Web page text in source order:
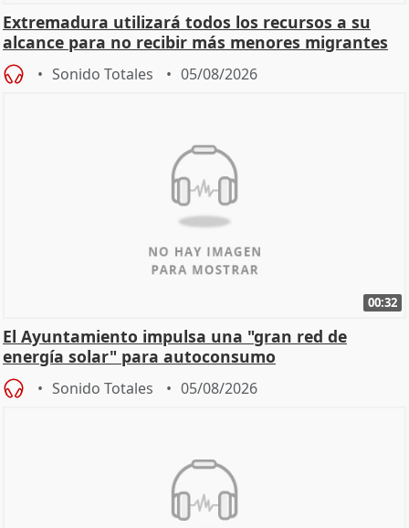
Extremadura utilizará todos los recursos a su
alcance para no recibir más menores migrantes
Sonido Totales 05/08/2026
00:32
El Ayuntamiento impulsa una "gran red de
energía solar" para autoconsumo
Sonido Totales 05/08/2026